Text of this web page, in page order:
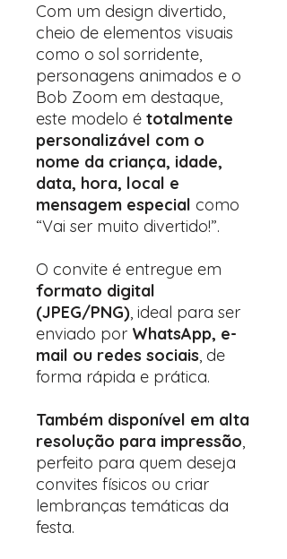
Com um design divertido,
cheio de elementos visuais
como o sol sorridente,
personagens animados e o
Bob Zoom em destaque,
este modelo é totalmente
personalizável com o
nome da criança, idade,
data, hora, local e
mensagem especial como
“Vai ser muito divertido!”.
O convite é entregue em
formato digital
(JPEG/PNG), ideal para ser
enviado por WhatsApp, e-
mail ou redes sociais, de
forma rápida e prática.
Também disponível em alta
resolução para impressão,
perfeito para quem deseja
convites físicos ou criar
lembranças temáticas da
festa.